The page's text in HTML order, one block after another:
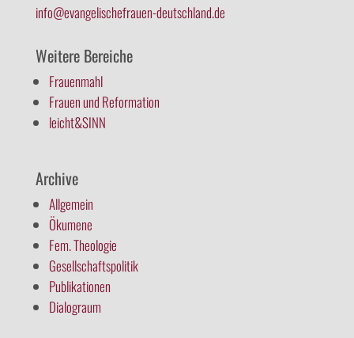
info@evangelischefrauen-deutschland.de
Weitere Bereiche
Frauenmahl
Frauen und Reformation
leicht&SINN
Archive
Allgemein
Ökumene
Fem. Theologie
Gesellschaftspolitik
Publikationen
Dialograum